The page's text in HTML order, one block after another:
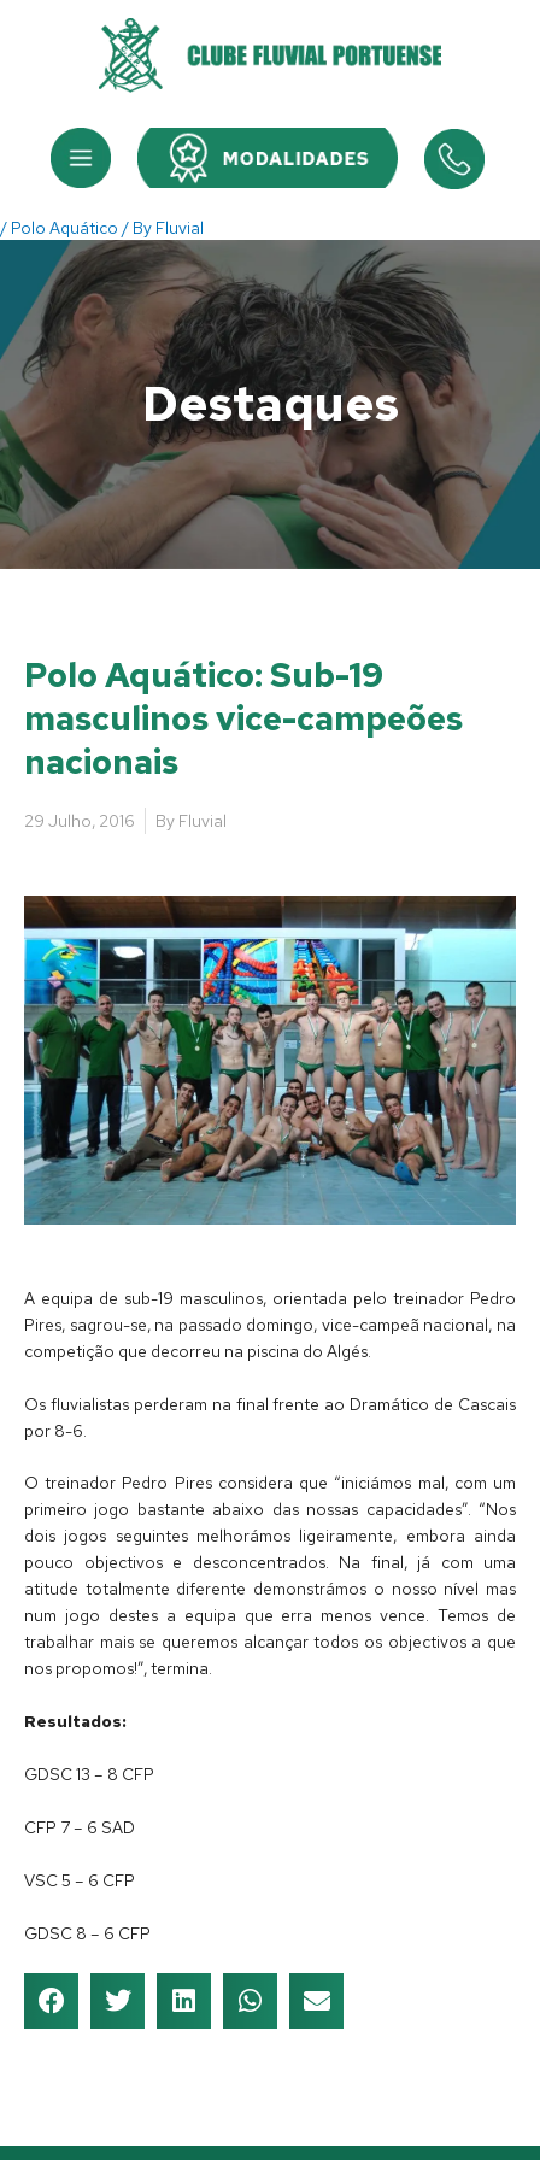
Menu Menu
/ Polo Aquático / By Fluvial
Destaques
Polo Aquático: Sub-19
masculinos vice-campeões
nacionais
29 Julho, 2016 By Fluvial
A equipa de sub-19 masculinos, orientada pelo treinador Pedro
Pires, sagrou-se, na passado domingo, vice-campeã nacional, na
competição que decorreu na piscina do Algés.
Os fluvialistas perderam na final frente ao Dramático de Cascais
por 8-6.
O treinador Pedro Pires considera que “iniciámos mal, com um
primeiro jogo bastante abaixo das nossas capacidades”. “Nos
dois jogos seguintes melhorámos ligeiramente, embora ainda
pouco objectivos e desconcentrados. Na final, já com uma
atitude totalmente diferente demonstrámos o nosso nível mas
num jogo destes a equipa que erra menos vence. Temos de
trabalhar mais se queremos alcançar todos os objectivos a que
nos propomos!”, termina.
Resultados:
GDSC 13 – 8 CFP
CFP 7 – 6 SAD
VSC 5 – 6 CFP
GDSC 8 – 6 CFP